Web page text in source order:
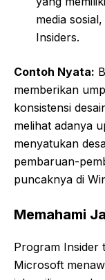
media
Insiders.
Contoh Nyata:
memberikan
konsistensi
melihat adanya
menyatukan
pembaruan-
puncaknya di
Memahami
Program Insider
Microsoft